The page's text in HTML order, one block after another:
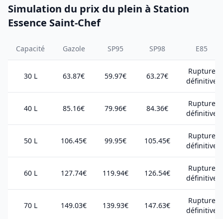
Simulation du prix du plein à Station
Essence Saint-Chef
Capacité Gazole SP95 SP98 E85
30 L 63.87€ 59.97€ 63.27€
Rupture
définitive
40 L 85.16€ 79.96€ 84.36€
Rupture
définitive
50 L 106.45€ 99.95€ 105.45€
Rupture
définitive
60 L 127.74€ 119.94€ 126.54€
Rupture
définitive
70 L 149.03€ 139.93€ 147.63€
Rupture
définitive